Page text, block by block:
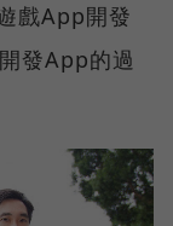
戲App開發
發App的過